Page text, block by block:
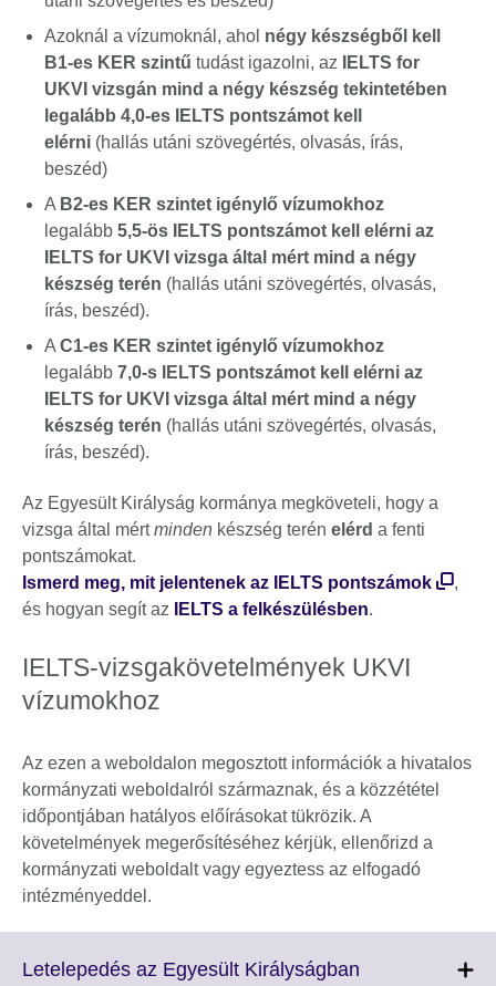
Azoknál a vízumoknál, ahol négy készségből kell
B1-es KER szintű tudást igazolni, az
IELTS for
UKVI vizsgán mind a négy készség tekintetében
legalább 4,0-es IELTS pontszámot kell
elérni (hallás utáni szövegértés, olvasás, írás,
beszéd)
A B2-es KER szintet igénylő vízumokhoz
legalább 5,5-ös IELTS pontszámot kell elérni az
IELTS for UKVI vizsga által mért mind a négy
készség terén (hallás utáni szövegértés, olvasás,
írás, beszéd).
A C1-es KER szintet igénylő vízumokhoz
legalább 7,0-s IELTS pontszámot kell elérni az
IELTS for UKVI vizsga által mért mind a négy
készség terén (hallás utáni szövegértés, olvasás,
írás, beszéd).
Az Egyesült Királyság kormánya megköveteli, hogy a
vizsga által mértminden készség terén elérd a fenti
pontszámokat.
Ismerd meg, mit jelentenek az IELTS pontszámok
,
és hogyan segít az
IELTS a felkészülésben.
IELTS-vizsgakövetelmények UKVI
vízumokhoz
Az ezen a weboldalon megosztott információk a hivatalos
kormányzati weboldalról származnak, és a közzététel
időpontjában hatályos előírásokat tükrözik. A
követelmények megerősítéséhez kérjük, ellenőrizd a
kormányzati weboldalt vagy egyeztess az elfogadó
intézményeddel.
Letelepedés az Egyesült Királyságban